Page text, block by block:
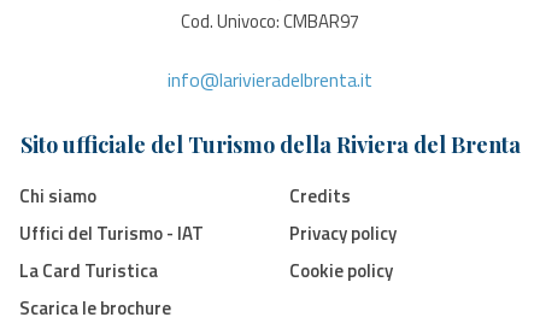
Cod. Univoco: CMBAR97
info@larivieradelbrenta.it
Sito ufficiale del Turismo della Riviera del Brenta
Chi siamo
Uffici del Turismo - IAT
La Card Turistica
Scarica le brochure
Credits
Privacy policy
Cookie policy